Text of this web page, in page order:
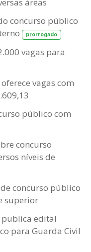
concurso público
prorrogado
vagas para
vagas com
público com
concurso
níveis de
concurso público
superior
publica edital
para Guarda Civil